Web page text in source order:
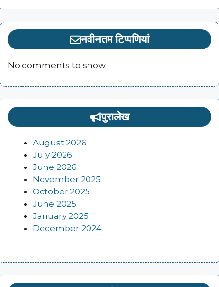
नवीनतम टिप्पणियां
No comments to show.
पुरालेख
August 2026
July 2026
June 2026
November 2025
October 2025
June 2025
January 2025
December 2024